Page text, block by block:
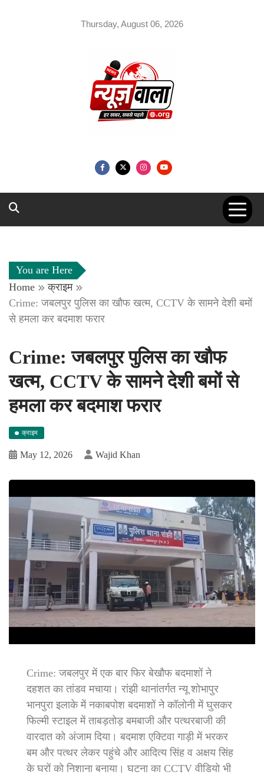
Thursday, August 06, 2026
You are Here
Home
क्राइम
Crime: जबलपुर पुलिस का खौफ खत्म, CCTV के सामने देशी बमों
से हमला कर बदमाश फरार
Crime: जबलपुर पुलिस का खौफ
खत्म, CCTV के सामने देशी बमों से
हमला कर बदमाश फरार
क्राइम
May 12, 2026 Wajid Khan
Crime: जबलपुर में एक बार फिर बेखौफ बदमाशों ने
दहशत का तांडव मचाया। रांझी थानांतर्गत न्यू शोभापुर
भानपुरा इलाके में नकाबपोश बदमाशों ने कॉलोनी में घुसकर
फिल्मी स्टाइल में ताबड़तोड़ बमबाजी और पत्थरबाजी की
वारदात को अंजाम दिया। बदमाश एक्टिवा गाड़ी में भरकर
बम और पत्थर लेकर पहुंचे और आदित्य सिंह व अक्षय सिंह
के घरों को निशाना बनाया। घटना का CCTV वीडियो भी